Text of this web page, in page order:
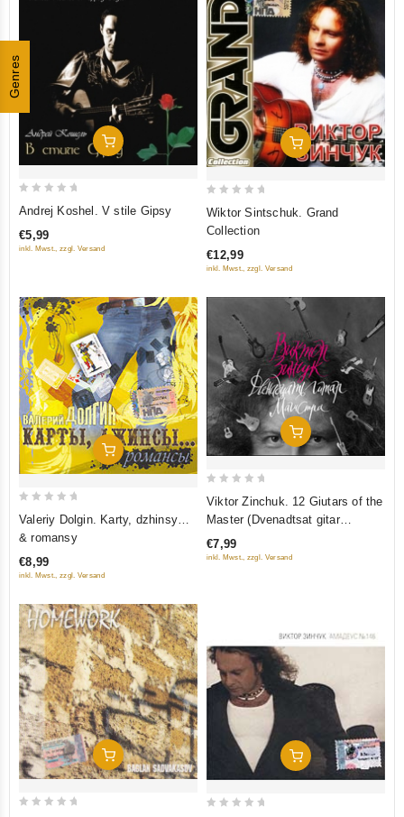
Genres
In Den Warenkorb
of
Andrej Koshel. V stile Gipsy
€5,99
inkl. Mwst., zzgl. Versand
In Den Warenkorb
5
Wiktor Sintschuk. Grand
Collection
€12,99
inkl. Mwst., zzgl. Versand
In Den Warenkorb
5
Valeriy Dolgin. Karty, dzhinsy…
& romansy
€8,99
inkl. Mwst., zzgl. Versand
In Den Warenkorb
5
Viktor Zinchuk. 12 Giutars of the
Master (Dvenadtsat gitar
magistra)
€7,99
inkl. Mwst., zzgl. Versand
In Den Warenkorb In Den Warenkorb